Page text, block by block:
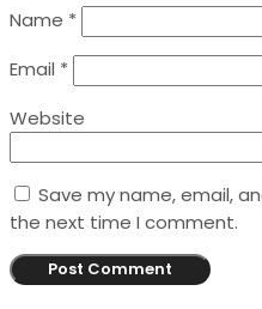
Name *
Email *
Website
Save my name, email,
the next time I comment.